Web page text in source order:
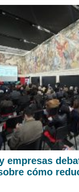
empresas
cómo